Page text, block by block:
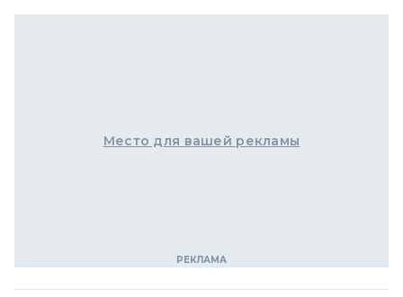
Место для вашей рекламы